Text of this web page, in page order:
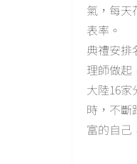
氣，每天
表率。
典禮安排
理師做起
大陸16
時，不斷
富的自己